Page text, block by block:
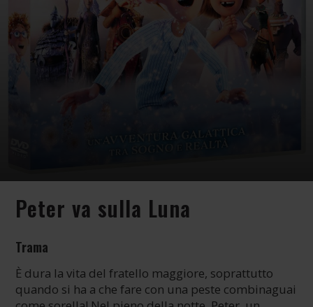
Peter va sulla Luna
Trama
Ѐ dura la vita del fratello maggiore, soprattutto
quando si ha a che fare con una peste combinaguai